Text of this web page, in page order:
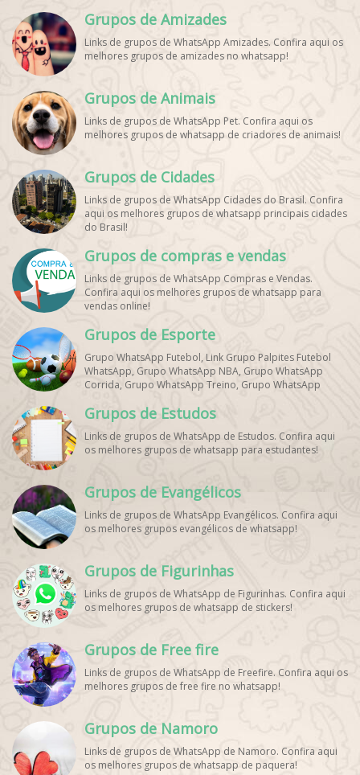
Grupos de Amizades
Links de grupos de WhatsApp Amizades. Confira aqui os
melhores grupos de amizades no whatsapp!
Grupos de Animais
Links de grupos de WhatsApp Pet. Confira aqui os
melhores grupos de whatsapp de criadores de animais!
Grupos de Cidades
Links de grupos de WhatsApp Cidades do Brasil. Confira
aqui os melhores grupos de whatsapp principais cidades
do Brasil!
Grupos de compras e vendas
Links de grupos de WhatsApp Compras e Vendas.
Confira aqui os melhores grupos de whatsapp para
vendas online!
Grupos de Esporte
Grupo WhatsApp Futebol, Link Grupo Palpites Futebol
WhatsApp, Grupo WhatsApp NBA, Grupo WhatsApp
Corrida, Grupo WhatsApp Treino, Grupo WhatsApp
WhatsApp, Grupo de Torcedores [Nome do Time]
WhatsApp, Link de Grupos de Esporte Grátis, Grupo
WhatsApp Dicas de Treino, Grupo WhatsApp Futebol Ao
Vivo. Grupo WhatsApp Esporte, Grupos de Esporte
WhatsApp Esporte, Grupo WhatsApp Futebol, Link Grupo
Palpites Futebol WhatsApp, Grupo WhatsApp NBA,
Grupos de Estudos
Links de grupos de WhatsApp de Estudos. Confira aqui
os melhores grupos de whatsapp para estudantes!
Grupos de Evangélicos
Links de grupos de WhatsApp Evangélicos. Confira aqui
os melhores grupos evangélicos de whatsapp!
Grupos de Figurinhas
Links de grupos de WhatsApp de Figurinhas. Confira aqui
os melhores grupos de whatsapp de stickers!
Grupos de Free fire
Links de grupos de WhatsApp de Freefire. Confira aqui os
melhores grupos de free fire no whatsapp!
Grupos de Namoro
Links de grupos de WhatsApp de Namoro. Confira aqui
os melhores grupos de whatsapp de paquera!